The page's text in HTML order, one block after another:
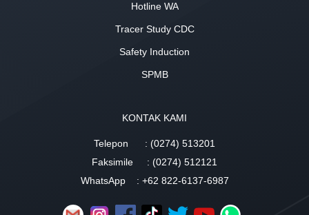
Hotline WA
Tracer Study CDC
Safety Induction
SPMB
KONTAK KAMI
Telepon
: (0274) 513201
Faksimile
: (0274) 512121
WhatsApp
: +62 822-6137-6987